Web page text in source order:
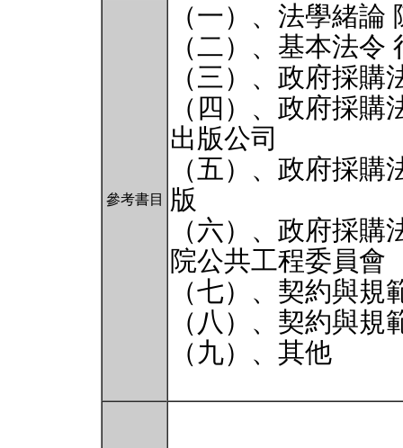
參考書目
（一）、法學緒
（二）、基本法
（三）、政府採
（四）、政府採
出版公司
（五）、政府採
版
（六）、政府採
院公共工程委員會
（七）、契約與
（八）、契約與
（九）、其他